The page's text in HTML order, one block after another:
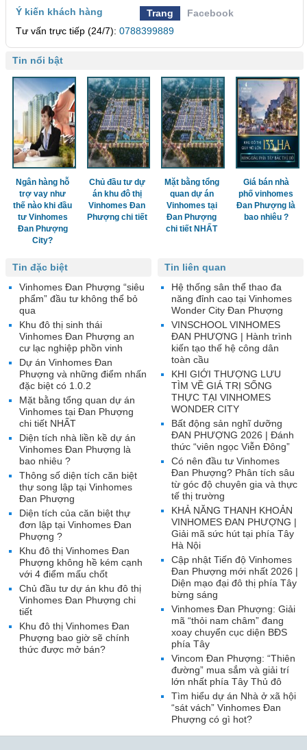
Ý kiến khách hàng Trang
Facebook
Tư vấn trực tiếp (24/7): 0788399889
Tin nổi bật
Ngân hàng hỗ
trợ vay như
thế nào khi đầu
tư Vinhomes
Đan Phượng
City?
Chủ đầu tư dự
án khu đô thị
Vinhomes Đan
Phượng chi tiết
Mặt bằng tổng
quan dự án
Vinhomes tại
Đan Phượng
chi tiết NHẤT
Giá bán nhà
phố vinhomes
Đan Phượng là
bao nhiêu ?
Tin liên quan
Hệ thống sân thể thao đa
năng đỉnh cao tại Vinhomes
Wonder City Đan Phượng
VINSCHOOL VINHOMES
ĐAN PHƯỢNG | Hành trình
kiến tạo thế hệ công dân
toàn cầu
KHI GIỚI THƯỢNG LƯU
TÌM VỀ GIÁ TRỊ SỐNG
THỰC TẠI VINHOMES
WONDER CITY
Bất động sản nghĩ dưỡng
ĐAN PHƯỢNG 2026 | Đánh
thức “viên ngọc Viễn Đông”
Có nên đầu tư Vinhomes
Đan Phượng? Phân tích sâu
từ góc độ chuyên gia và thực
tế thị trường
KHẢ NĂNG THANH KHOẢN
VINHOMES ĐAN PHƯỢNG |
Giải mã sức hút tại phía Tây
Hà Nội
Cập nhật Tiến độ Vinhomes
Đan Phượng mới nhất 2026 |
Diện mạo đại đô thị phía Tây
bừng sáng
Vinhomes Đan Phượng: Giải
mã “thỏi nam châm” đang
xoay chuyển cục diện BĐS
phía Tây
Vincom Đan Phượng: “Thiên
đường” mua sắm và giải trí
lớn nhất phía Tây Thủ đô
Tìm hiểu dự án Nhà ở xã hội
“sát vách” Vinhomes Đan
Phượng có gì hot?
Tin đặc biệt
Vinhomes Đan Phượng “siêu
phẩm” đầu tư không thể bỏ
qua
Khu đô thị sinh thái
Vinhomes Đan Phượng an
cư lạc nghiệp phồn vinh
Dự án Vinhomes Đan
Phượng và những điểm nhấn
đặc biệt có 1.0.2
Mặt bằng tổng quan dự án
Vinhomes tại Đan Phượng
chi tiết NHẤT
Diện tích nhà liền kề dự án
Vinhomes Đan Phượng là
bao nhiêu ?
Thông số diện tích căn biệt
thự song lập tại Vinhomes
Đan Phượng
Diện tích của căn biệt thự
đơn lập tại Vinhomes Đan
Phượng ?
Khu đô thị Vinhomes Đan
Phượng không hề kém cạnh
với 4 điểm mấu chốt
Chủ đầu tư dự án khu đô thị
Vinhomes Đan Phượng chi
tiết
Khu đô thị Vinhomes Đan
Phượng bao giờ sẽ chính
thức được mở bán?